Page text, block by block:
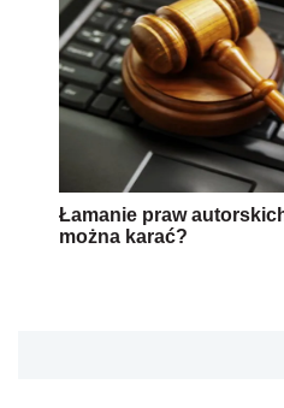
Łamanie praw
można karać?